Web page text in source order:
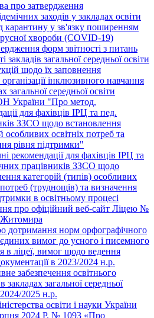
про затвердження
заходів у закладах освіти
карантину у зв'язку поширенням
хвороби (COVID-19)
форм звітності з питань
закладів загальної середньої освіти
щодо їх заповнення
інклюзивного навчання
загальної середньої освіти
України "Про метод.
для фахівців ІРЦ та пед.
ЗЗСО щодо встановлення
особливих освітніх потреб та
рівня підтримки"
рекомендації для фахівців ІРЦ та
працівників ЗЗСО щодо
категорій (типів) особливих
потреб (труднощів) та визначення
в освітньому процесі
про офіційний веб-сайт Ліцею №
Житомира
дотримання норм орфографічного
вимог до усного і писемного
в ліцеї, вимог щодо ведення
в 2023/2024 н.р.
забезпечення освітнього
закладах загальної середньої
2025 н.р.
освіти і науки України
2024 Р. № 1093 «Про